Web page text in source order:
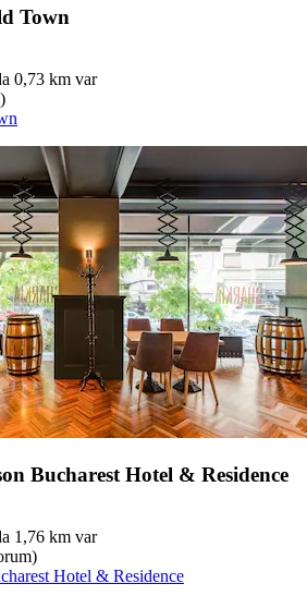
Town
0,73 km var
Bucharest Hotel & Residence
1,76 km var
Hotel & Residence